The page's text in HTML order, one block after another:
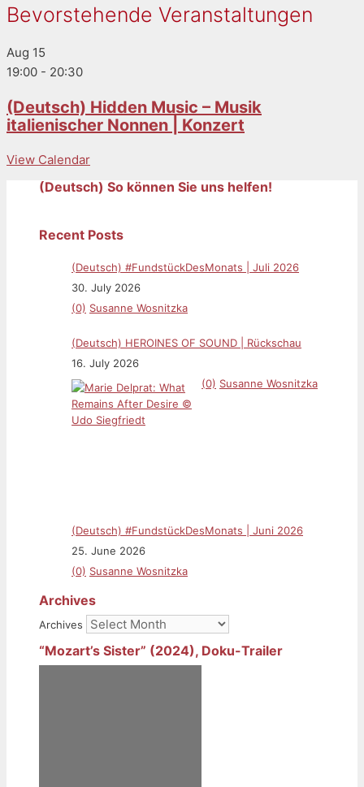
Bevorstehende Veranstaltungen
Aug 15
19:00 - 20:30
(Deutsch) Hidden Music – Musik
italienischer Nonnen | Konzert
View Calendar
(Deutsch) So können Sie uns helfen!
Recent Posts
(Deutsch) #FundstückDesMonats | Juli 2026
30. July 2026
(0) Susanne Wosnitzka
(Deutsch) HEROINES OF SOUND | Rückschau
16. July 2026
(0) Susanne Wosnitzka
(Deutsch) #FundstückDesMonats | Juni 2026
25. June 2026
(0) Susanne Wosnitzka
Archives
Archives
“Mozart’s Sister” (2024), Doku-Trailer